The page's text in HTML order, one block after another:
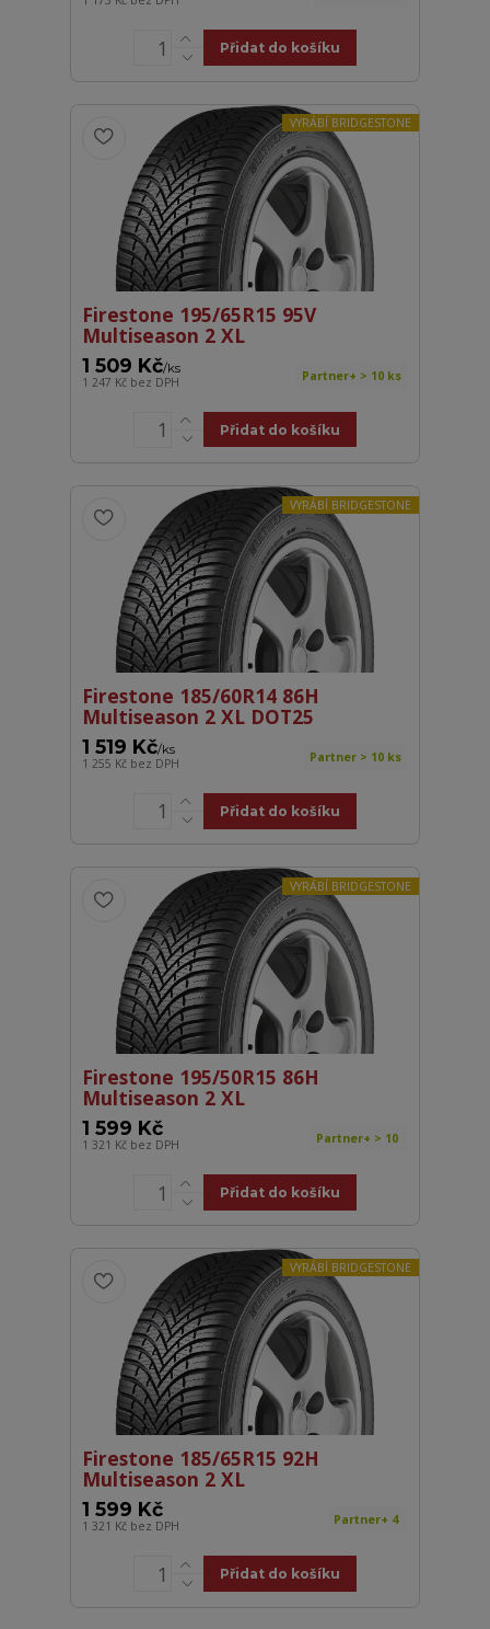
Přidat do košíku
VYRÁBÍ BRIDGESTONE
Firestone 195/65R15 95V
Multiseason 2 XL
1 509 Kč/ks
1 247 Kč bez DPH Partner+ > 10 ks
Přidat do košíku
VYRÁBÍ BRIDGESTONE
Firestone 185/60R14 86H
Multiseason 2 XL DOT25
1 519 Kč/ks
1 255 Kč bez DPH Partner > 10 ks
Přidat do košíku
VYRÁBÍ BRIDGESTONE
Firestone 195/50R15 86H
Multiseason 2 XL
1 599 Kč
1 321 Kč bez DPH Partner+ > 10
Přidat do košíku
VYRÁBÍ BRIDGESTONE
Firestone 185/65R15 92H
Multiseason 2 XL
1 599 Kč
1 321 Kč bez DPH Partner+ 4
Přidat do košíku